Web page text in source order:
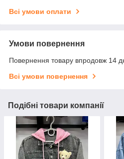
Всі умови оплати
Умови повернення
Повернення товару впродовж 14
Всі умови повернення
Подібні товари компанії